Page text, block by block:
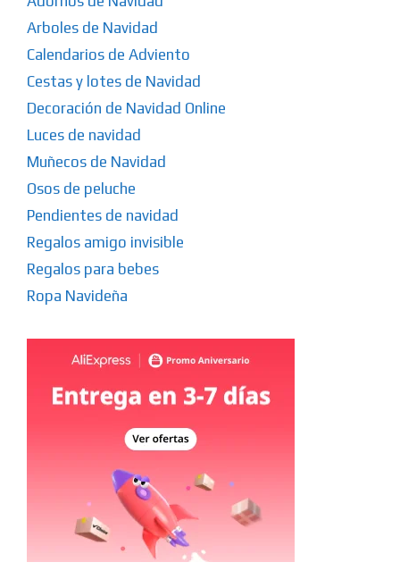
Arboles de Navidad
Calendarios de Adviento
Cestas y lotes de Navidad
Decoración de Navidad Online
Luces de navidad
Muñecos de Navidad
Osos de peluche
Pendientes de navidad
Regalos amigo invisible
Regalos para bebes
Ropa Navideña